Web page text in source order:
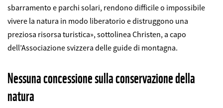
sbarramento e parchi solari, rendono difficile o impossibile
vivere la natura in modo liberatorio e distruggono una
preziosa risorsa turistica», sottolinea Christen, a capo
dell’Associazione svizzera delle guide di montagna.
Nessuna concessione sulla conservazione della
natura